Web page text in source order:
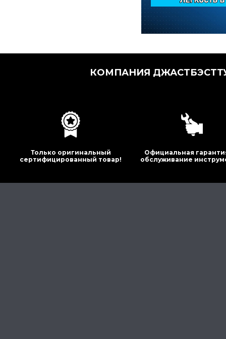
КОМПАНИЯ
Только оригинальный
сертифицированный товар!
Официальная
обслуживание